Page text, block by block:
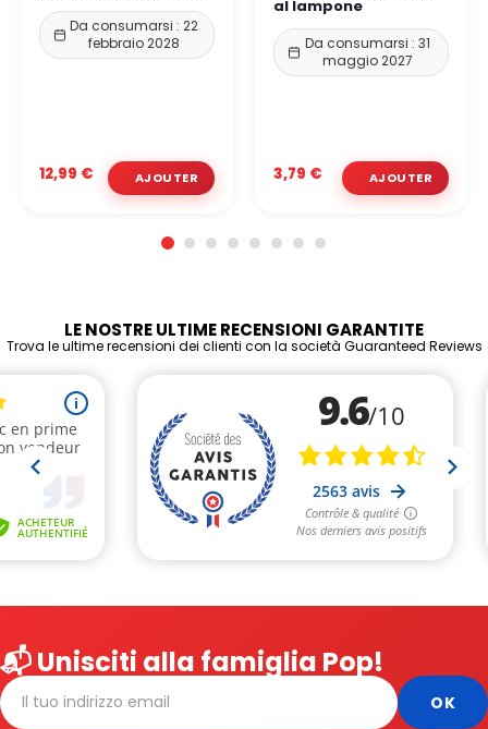
Da consumarsi : 22
febbraio 2028
12,99 €
al lampone
Da consumarsi : 31
maggio 2027
3,79 €
LE NOSTRE ULTIME RECENSIONI GARANTITE
Trova le ultime recensioni dei clienti con la società Guaranteed Reviews
📬 Unisciti alla famiglia Pop!